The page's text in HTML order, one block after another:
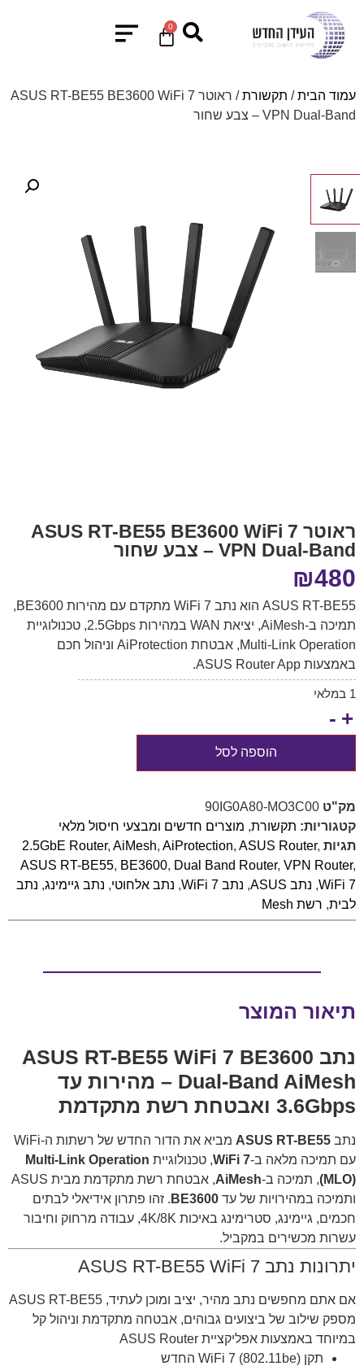
0
עמוד הבית/ תקשורת
/ ראוטר ASUS RT-BE55 BE3600 WiFi 7
VPN Dual-Band – צבע שחור
ראוטר ASUS RT-BE55 BE3600 WiFi 7
VPN Dual-Band – צבע שחור
₪480
ASUS RT-BE55 הוא נתב WiFi 7 מתקדם עם מהירות BE3600,
תמיכה ב-AiMesh, יציאת WAN במהירות 2.5Gbps, טכנולוגיית
Multi-Link Operation, אבטחת AiProtection וניהול חכם
באמצעות ASUS Router App.
1 במלאי
+
-
הוספה לסל
מק"ט 90IG0A80-MO3C00
קטגוריות: תקשורת, מוצרים חדשים ומבצעי חיסול מלאי
תגיות
2.5GbE Router, AiMesh, AiProtection, ASUS Router,
ASUS RT-BE55, BE3600, Dual Band Router, VPN Router,
WiFi 7
, נתב ASUS , נתב WiFi 7 , נתב אלחוטי, נתב גיימינג, נתב
לבית, רשת Mesh
תיאור המוצר
נתב ASUS RT-BE55 WiFi 7 BE3600
Dual-Band AiMesh – מהירות עד
3.6Gbps ואבטחת רשת מתקדמת
נתב ASUS RT-BE55
מביא את הדור החדש של רשתות ה-WiFi
עם תמיכה מלאה ב-WiFi 7, טכנולוגיית Multi-Link Operation
(MLO), תמיכה ב-AiMesh
, אבטחת רשת מתקדמת מבית ASUS
ותמיכה במהירויות של עד BE3600 . זהו פתרון אידיאלי לבתים
חכמים, גיימינג, סטרימינג באיכות 4K/8K, עבודה מרחוק וחיבור
עשרות מכשירים במקביל.
יתרונות נתב ASUS RT-BE55 WiFi 7
אם אתם מחפשים נתב מהיר, יציב ומוכן לעתיד, ASUS RT-BE55
מספק שילוב של ביצועים גבוהים, אבטחה מתקדמת וניהול קל
במיוחד באמצעות אפליקציית ASUS Router
תקן WiFi 7 (802.11be) החדש